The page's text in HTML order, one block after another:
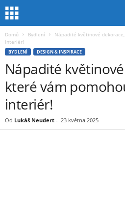
Domů Bydlení
Nápadité květinové
interiér!
BYDLENÍ DESIGN & INSPIRACE
Nápadité
které vám
interiér!
Od Lukáš Neudert - 23 května 2025